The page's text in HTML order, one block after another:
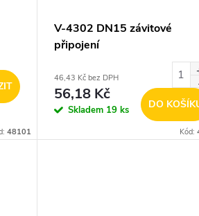
48101
V-4302 DN15 závitové
připojení
46,43 Kč bez DPH
56,18 Kč
Skladem 19 ks DO
Kód: